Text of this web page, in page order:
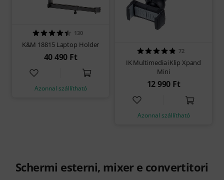
130
K&M 18815 Laptop Holder
40 490 Ft
Azonnal szállítható
72
IK Multimedia iKlip Xpand
Mini
12 990 Ft
Azonnal szállítható
Schermi esterni, mixer e convertitori